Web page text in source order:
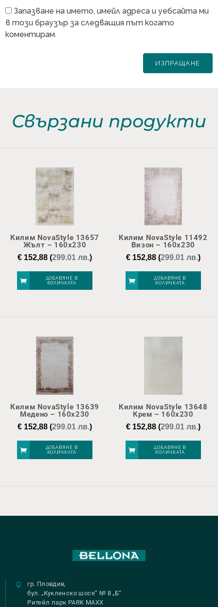
Запазване на името, имейл адреса и уебсайта ми
в този браузър за следващия път когато
коментирам.
Свързани продукти
Килим NovaStyle 13657
Жълт – 160х230
€ 152,88 (299.01 лв.)
ДОБАВЯНЕ В
КОЛИЧКАТА
Килим NovaStyle 11492
Визон – 160х230
€152,88(299.01 лв.)
ДОБАВЯНЕ В
КОЛИЧКАТА
Килим NovaStyle 13639
Медено – 160х230
€ 152,88 (299.01 лв.)
ДОБАВЯНЕ В
КОЛИЧКАТА
Килим NovaStyle 13648
Крем – 160х230
€152,88(299.01 лв.)
ДОБАВЯНЕ В
КОЛИЧКАТА
гр. Пловдив,
бул. „Кукленско шосе“ № 8 „Б“
Ритейл парк PARK MAXX